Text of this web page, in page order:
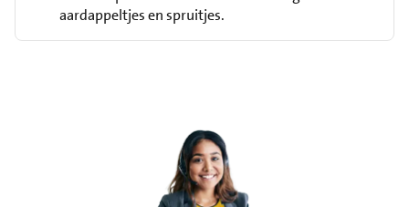
aardappeltjes en spruitjes.